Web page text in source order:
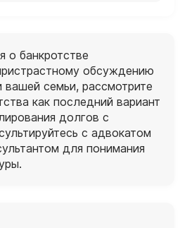
о банкротстве
обсуждению
вашей семьи, рассмотрите
как последний вариант
долгов с
с адвокатом
для понимания